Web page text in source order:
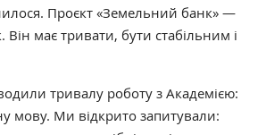
Проєкт «Земельний банк» —
Він має тривати, бути стабільним і
тривалу роботу з Академією:
мову. Ми відкрито запитували: